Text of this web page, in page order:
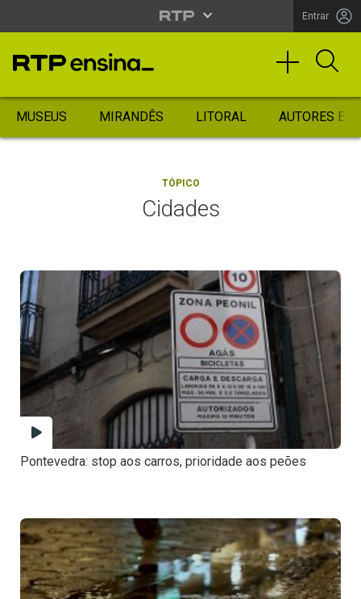
Entrar
MUSEUS MIRANDÊS LITORAL AUTORES
TÓPICO
Cidades
Pontevedra: stop aos carros, prioridade aos peões